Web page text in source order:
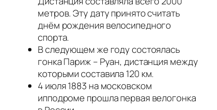
метров. Эту дату принято считать
днём рождения велосипедного
спорта.
В следующем же году состоялась
гонка Париж – Руан, дистанция между
которыми составила 120 км.
4 июля 1883 на московском
ипподроме прошла первая велогонка